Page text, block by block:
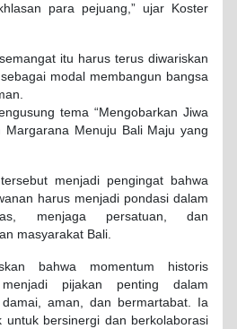
para pejuang,” ujar Koster
itu harus terus diwariskan
modal membangun bangsa
tema “Mengobarkan Jiwa
Margarana Menuju Bali Maju yang
menjadi pengingat bahwa
harus menjadi pondasi dalam
menjaga persatuan, dan
masyarakat Bali.
bahwa momentum historis
pijakan penting dalam
aman, dan bermartabat. Ia
untuk bersinergi dan berkolaborasi